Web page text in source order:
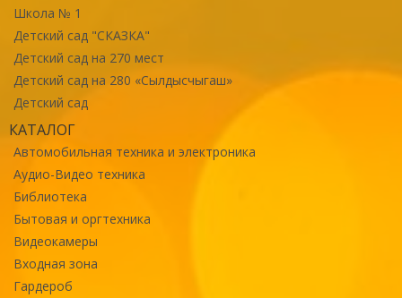
Школа № 1
Детский сад "СКАЗКА"
Детский сад на 270 мест
Детский сад на 280 «Сылдысчыгаш»
Детский сад
КАТАЛОГ
Автомобильная техника и электроника
Аудио-Видео техника
Библиотека
Бытовая и оргтехника
Видеокамеры
Входная зона
Гардероб